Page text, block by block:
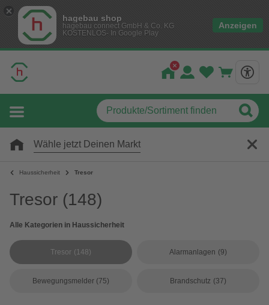
hagebau shop
hagebau connect GmbH & Co. KG
KOSTENLOS- In Google Play
Anzeigen
Wähle jetzt Deinen Markt
Haussicherheit Tresor
Tresor (148)
Alle Kategorien in Haussicherheit
Tresor (148) Alarmanlagen (9)
Bewegungsmelder (75) Brandschutz (37)